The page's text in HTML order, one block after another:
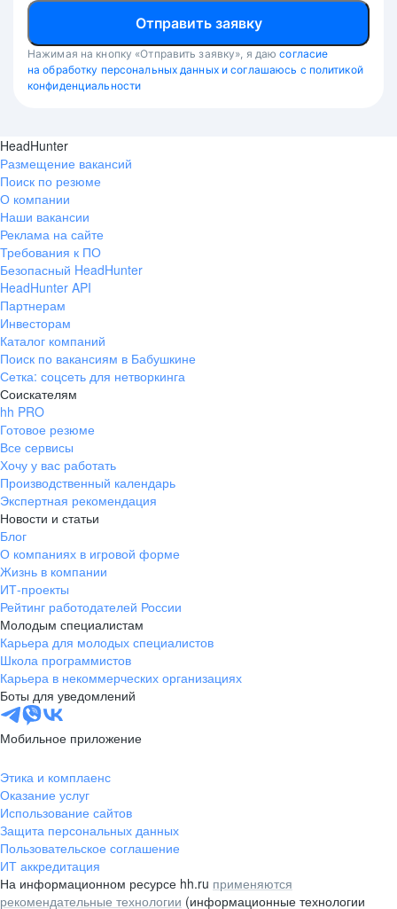
Отправить заявку
Нажимая на кнопку «Отправить заявку», я даю согласие
на обработку персональных данных и соглашаюсь с политикой
конфиденциальности
HeadHunter
Размещение вакансий
Поиск по резюме
О компании
Наши вакансии
Реклама на сайте
Требования к ПО
Безопасный HeadHunter
HeadHunter API
Партнерам
Инвесторам
Каталог компаний
Поиск по вакансиям в Бабушкине
Сетка: соцсеть для нетворкинга
Соискателям
hh PRO
Готовое резюме
Все сервисы
Хочу у вас работать
Производственный календарь
Экспертная рекомендация
Новости и статьи
Блог
О компаниях в игровой форме
Жизнь в компании
ИТ-проекты
Рейтинг работодателей России
Молодым специалистам
Карьера для молодых специалистов
Школа программистов
Карьера в некоммерческих организациях
Боты для уведомлений
Мобильное приложение
Этика и комплаенс
Оказание услуг
Использование сайтов
Защита персональных данных
Пользовательское соглашение
ИТ аккредитация
На информационном ресурсе hh.ru применяются
рекомендательные технологии (информационные технологии